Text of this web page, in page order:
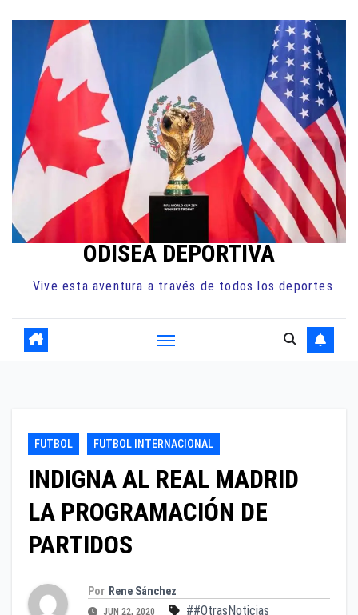
contenido
ODISEA DEPORTIVA
Vive esta aventura a través de todos los deportes
FUTBOL FUTBOL INTERNACIONAL
INDIGNA AL REAL MADRID
LA PROGRAMACIÓN DE
PARTIDOS
Por Rene Sánchez
JUN 22, 2020 ##OtrasNoticias